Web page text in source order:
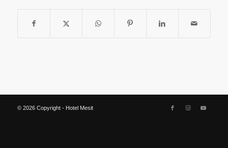
© 2026 Copyright - Hotel Mesit